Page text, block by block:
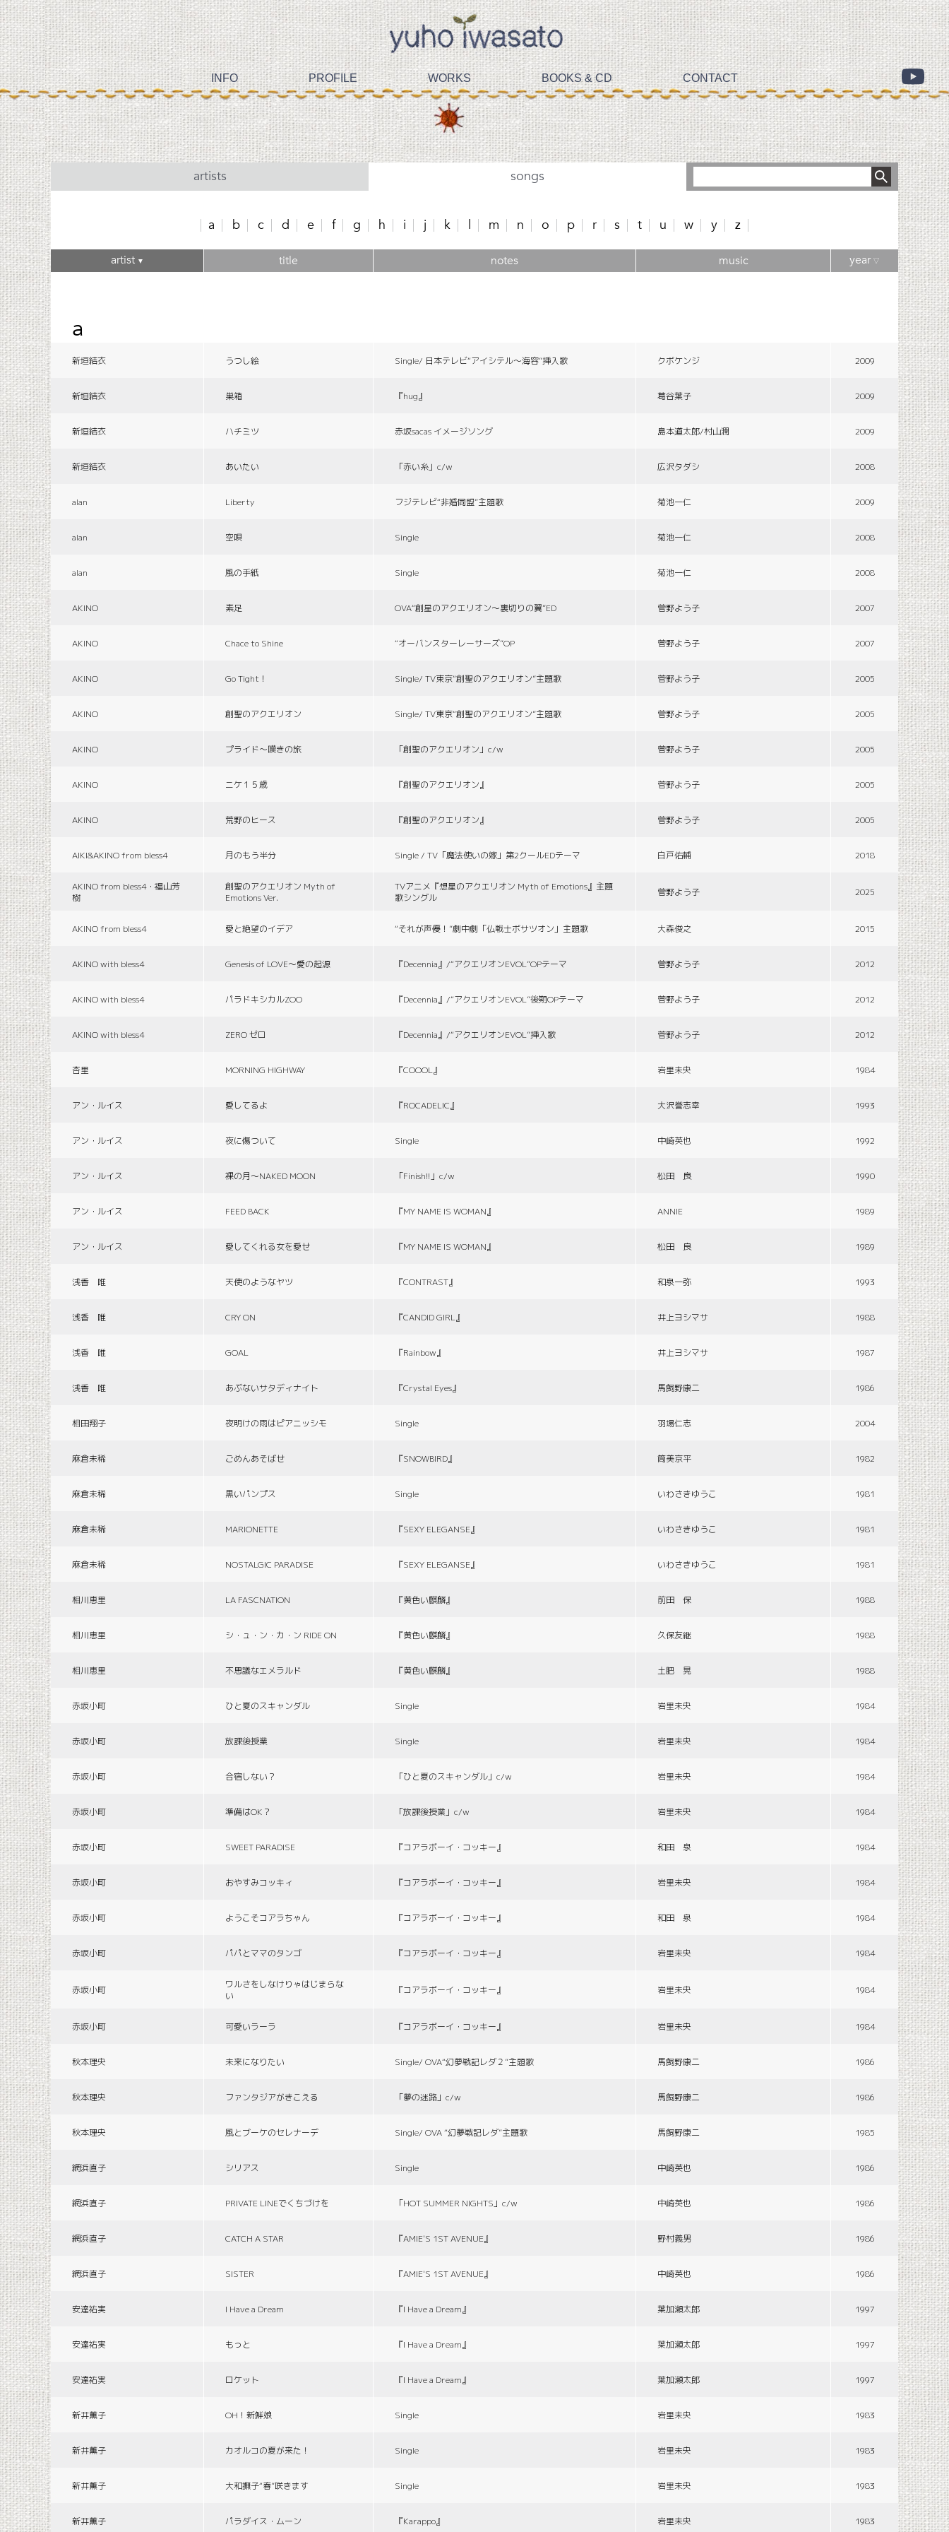
INFO PROFILE WORKS BOOKS & CD CONTACT
artists songs
a b c d e f g h i j k l m n o p r s t u w y z
artist▼ title notes music year▽
a
新垣結衣 うつし絵 Single/ 日本テレビ“アイシテル〜海容”挿入歌 クボケンジ 2009
新垣結衣 巣箱 『hug』 葛谷葉子 2009
新垣結衣 ハチミツ 赤坂sacas イメージソング 島本道太郎/村山潤 2009
新垣結衣 あいたい 「赤い糸」c/w 広沢タダシ 2008
alan Liberty フジテレビ“非婚同盟”主題歌 菊池一仁 2009
alan 空唄 Single 菊池一仁 2008
alan 風の手紙 Single 菊池一仁 2008
AKINO 素足 OVA“創星のアクエリオン〜裏切りの翼”ED 菅野よう子 2007
AKINO Chace to Shine “オーバンスターレーサーズ”OP 菅野よう子 2007
AKINO Go Tight！ Single/ TV東京“創聖のアクエリオン”主題歌 菅野よう子 2005
AKINO 創聖のアクエリオン Single/ TV東京“創聖のアクエリオン”主題歌 菅野よう子 2005
AKINO プライド〜嘆きの旅 「創聖のアクエリオン」c/w 菅野よう子 2005
AKINO ニケ１５歳 『創聖のアクエリオン』 菅野よう子 2005
AKINO 荒野のヒース 『創聖のアクエリオン』 菅野よう子 2005
AIKI&AKINO from bless4 月のもう半分 Single / TV「魔法使いの嫁」第2クールEDテーマ 白戸佑輔 2018
AKINO from bless4・福山芳
樹
創聖のアクエリオン Myth of
Emotions Ver.
TVアニメ『想星のアクエリオン Myth of Emotions』主題
歌シングル
菅野よう子 2025
AKINO from bless4 愛と絶望のイデア “それが声優！”劇中劇「仏戦士ボサツオン」主題歌 大森俊之 2015
AKINO with bless4 Genesis of LOVE〜愛の起源 『Decennia』/“アクエリオンEVOL”OPテーマ 菅野よう子 2012
AKINO with bless4 パラドキシカルZOO 『Decennia』/“アクエリオンEVOL”後期OPテーマ 菅野よう子 2012
AKINO with bless4 ZERO ゼロ 『Decennia』/“アクエリオンEVOL”挿入歌 菅野よう子 2012
杏里 MORNING HIGHWAY 『COOOL』 岩里未央 1984
アン・ルイス 愛してるよ 『ROCADELIC』 大沢誉志幸 1993
アン・ルイス 夜に傷ついて Single 中崎英也 1992
アン・ルイス 裸の月〜NAKED MOON 「Finish!!」c/w 松田 良 1990
アン・ルイス FEED BACK 『MY NAME IS WOMAN』 ANNIE 1989
アン・ルイス 愛してくれる女を愛せ 『MY NAME IS WOMAN』 松田 良 1989
浅香 唯 天使のようなヤツ 『CONTRAST』 和泉一弥 1993
浅香 唯 CRY ON 『CANDID GIRL』 井上ヨシマサ 1988
浅香 唯 GOAL 『Rainbow』 井上ヨシマサ 1987
浅香 唯 あぶないサタディナイト 『Crystal Eyes』 馬飼野康二 1986
相田翔子 夜明けの雨はピアニッシモ Single 羽場仁志 2004
麻倉未稀 ごめんあそばせ 『SNOWBIRD』 筒美京平 1982
麻倉未稀 黒いパンプス Single いわさきゆうこ 1981
麻倉未稀 MARIONETTE 『SEXY ELEGANSE』 いわさきゆうこ 1981
麻倉未稀 NOSTALGIC PARADISE 『SEXY ELEGANSE』 いわさきゆうこ 1981
相川恵里 LA FASCNATION 『黄色い麒麟』 前田 保 1988
相川恵里 シ・ュ・ン・カ・ン RIDE ON 『黄色い麒麟』 久保友継 1988
相川恵里 不思議なエメラルド 『黄色い麒麟』 土肥 晃 1988
赤坂小町 ひと夏のスキャンダル Single 岩里未央 1984
赤坂小町 放課後授業 Single 岩里未央 1984
赤坂小町 合宿しない？ 「ひと夏のスキャンダル」c/w 岩里未央 1984
赤坂小町 準備はOK？ 「放課後授業」c/w 岩里未央 1984
赤坂小町 SWEET PARADISE 『コアラボーイ・コッキー』 和田 泉 1984
赤坂小町 おやすみコッキィ 『コアラボーイ・コッキー』 岩里未央 1984
赤坂小町 ようこそコアラちゃん 『コアラボーイ・コッキー』 和田 泉 1984
赤坂小町 パパとママのタンゴ 『コアラボーイ・コッキー』 岩里未央 1984
赤坂小町
ワルさをしなけりゃはじまらな
い
『コアラボーイ・コッキー』 岩里未央 1984
赤坂小町 可愛いラーラ 『コアラボーイ・コッキー』 岩里未央 1984
秋本理央 未来になりたい Single/ OVA“幻夢戦記レダ２”主題歌 馬飼野康二 1986
秋本理央 ファンタジアがきこえる 「夢の迷路」c/w 馬飼野康二 1986
秋本理央 風とブーケのセレナーデ Single/ OVA “幻夢戦記レダ”主題歌 馬飼野康二 1985
網浜直子 シリアス Single 中崎英也 1986
網浜直子 PRIVATE LINEでくちづけを 「HOT SUMMER NIGHTS」c/w 中崎英也 1986
網浜直子 CATCH A STAR 『AMIE'S 1ST AVENUE』 野村義男 1986
網浜直子 SISTER 『AMIE'S 1ST AVENUE』 中崎英也 1986
安達祐実 I Have a Dream 『I Have a Dream』 葉加瀬太郎 1997
安達祐実 もっと 『I Have a Dream』 葉加瀬太郎 1997
安達祐実 ロケット 『I Have a Dream』 葉加瀬太郎 1997
新井薫子 OH！新鮮娘 Single 岩里未央 1983
新井薫子 カオルコの夏が来た！ Single 岩里未央 1983
新井薫子 大和撫子“春”咲きます Single 岩里未央 1983
新井薫子 パラダイス・ムーン 『Karappo』 岩里未央 1983